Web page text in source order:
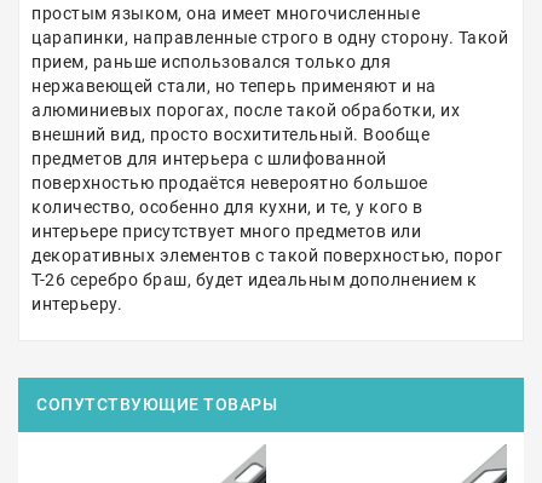
простым языком, она имеет многочисленные
царапинки, направленные строго в одну сторону. Такой
прием, раньше использовался только для
нержавеющей стали, но теперь применяют и на
алюминиевых порогах, после такой обработки, их
внешний вид, просто восхитительный. Вообще
предметов для интерьера с шлифованной
поверхностью продаётся невероятно большое
количество, особенно для кухни, и те, у кого в
интерьере присутствует много предметов или
декоративных элементов с такой поверхностью, порог
Т-26 серебро браш, будет идеальным дополнением к
интерьеру.
СОПУТСТВУЮЩИЕ ТОВАРЫ